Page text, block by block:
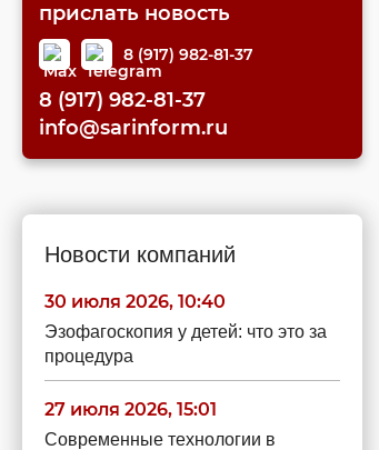
прислать новость
8 (917) 982-81-37
8 (917) 982-81-37
info@sarinform.ru
Новости компаний
30 июля 2026, 10:40
Эзофагоскопия у детей: что это за
процедура
27 июля 2026, 15:01
Современные технологии в